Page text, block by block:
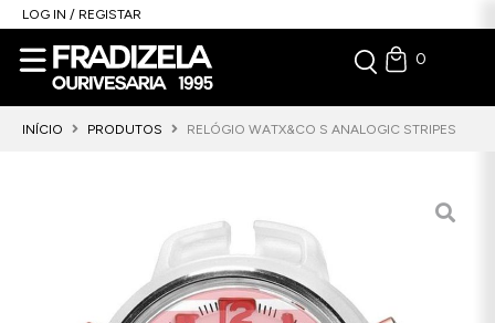
LOG IN / REGISTAR
0
INÍCIO PRODUTOS RELÓGIO WATX&CO S ANALOGIC STRIPES